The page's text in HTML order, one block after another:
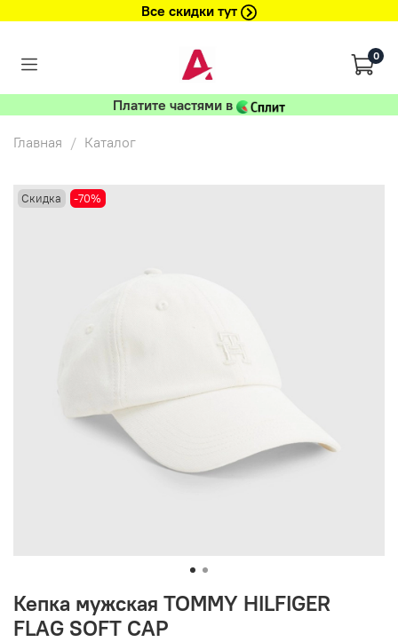
Все скидки тут
0
Платите частями в
Главная Каталог
Скидка -70%
Кепка мужская TOMMY HILFIGER
FLAG SOFT CAP